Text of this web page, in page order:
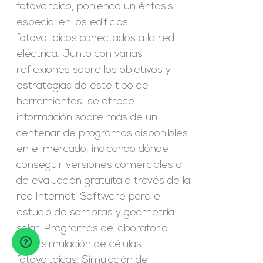
fotovoltaico, poniendo un énfasis
especial en los edificios
fotovoltaicos conectados a la red
eléctrica. Junto con varias
reflexiones sobre los objetivos y
estrategias de este tipo de
herramientas, se ofrece
información sobre más de un
centenar de programas disponibles
en el mercado, indicando dónde
conseguir versiones comerciales o
de evaluación gratuita a través de la
red Internet: Software para el
estudio de sombras y geometría
solar. Programas de laboratorio
para simulación de células
fotovoltaicas. Simulación de